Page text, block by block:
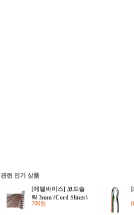
관련 인기 상품
[에델바이스] 코드슬
링 3mm (Cord Slings)
700원